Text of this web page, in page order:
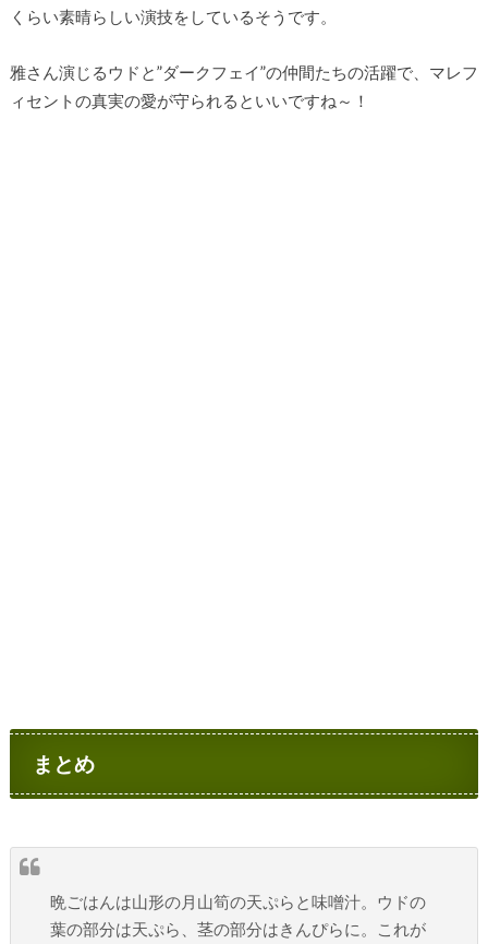
くらい素晴らしい演技をしているそうです。
雅さん演じるウドと”ダークフェイ”の仲間たちの活躍で、マレフ
ィセントの真実の愛が守られるといいですね～！
まとめ
晩ごはんは山形の月山筍の天ぷらと味噌汁。ウドの
葉の部分は天ぷら、茎の部分はきんぴらに。これが